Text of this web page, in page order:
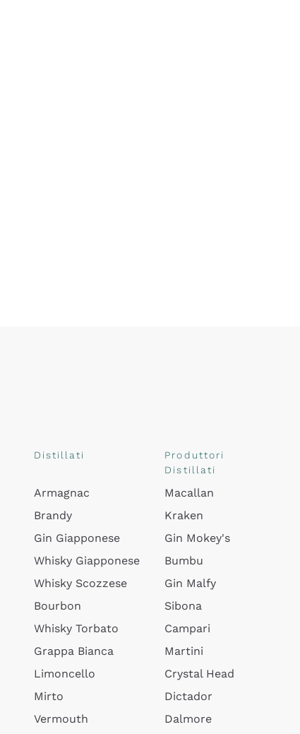
Distillati
Armagnac
Brandy
Gin Giapponese
Whisky Giapponese
Whisky Scozzese
Bourbon
Whisky Torbato
Grappa Bianca
Limoncello
Mirto
Vermouth
Produttori
Distillati
Macallan
Kraken
Gin Mokey's
Bumbu
Gin Malfy
Sibona
Campari
Martini
Crystal Head
Dictador
Dalmore